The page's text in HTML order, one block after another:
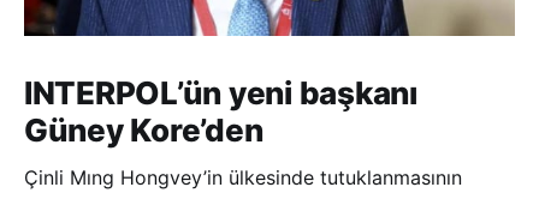
INTERPOL’ün yeni başkanı
Güney Kore’den
Çinli Mıng Hongvey’in ülkesinde tutuklanmasının